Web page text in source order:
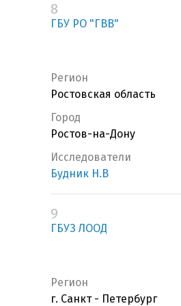
8
ГБУ РО "ГВВ"
Регион
Ростовская область
Город
Ростов-на-Дону
Исследователи
Будник Н.В
9
ГБУЗ ЛООД
Регион
г. Санкт - Петербург